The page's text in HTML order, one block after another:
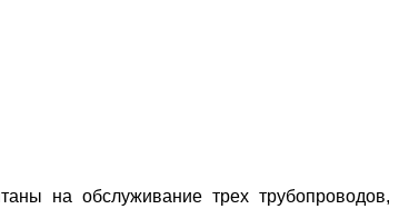
на обслуживание трех трубопроводов,